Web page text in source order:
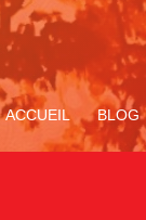
ACCUEIL BLOG